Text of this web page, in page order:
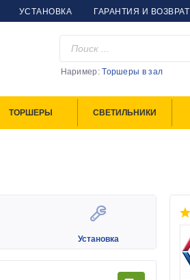
УСТАНОВКА ГАРАНТИЯ И ВОЗВРАТ
Наример:Торшеры в зал
ТОРШЕРЫ СВЕТИЛЬНИКИ
Установка